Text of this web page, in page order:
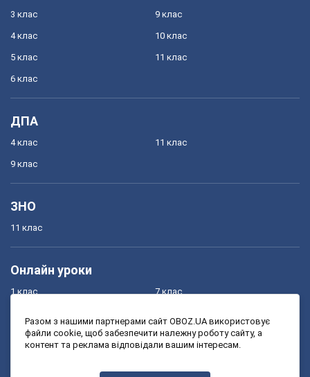
3 клас
4 клас
5 клас
6 клас
9 клас
10 клас
11 клас
ДПА
4 клас
9 клас
11 клас
ЗНО
11 клас
Онлайн уроки
1 клас
3 клас
7 клас
9 клас
Разом з нашими партнерами сайт OBOZ.UA використовує
файли cookie, щоб забезпечити належну роботу сайту, а
контент та реклама відповідали вашим інтересам.